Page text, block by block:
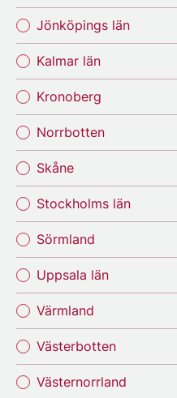
Jönköpings län
Kalmar län
Kronoberg
Norrbotten
Skåne
Stockholms län
Sörmland
Uppsala län
Värmland
Västerbotten
Västernorrland